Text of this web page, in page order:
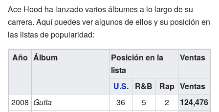
Ace Hood ha lanzado varios álbumes a lo largo de su
carrera. Aquí puedes ver algunos de ellos y su posición en
las listas de popularidad:
Año Álbum
Posición en la
lista
Ventas
U.S. R&B Rap Ventas
2008 Gutta 36 5 2
124,476